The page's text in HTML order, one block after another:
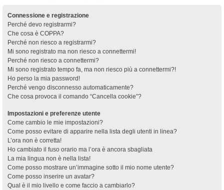
Connessione e registrazione
Perché devo registrarmi?
Che cosa è COPPA?
Perché non riesco a registrarmi?
Mi sono registrato ma non riesco a connettermi!
Perché non riesco a connettermi?
Mi sono registrato tempo fa, ma non riesco più a connettermi?!
Ho perso la mia password!
Perché vengo disconnesso automaticamente?
Che cosa provoca il comando “Cancella cookie”?
Impostazioni e preferenze utente
Come cambio le mie impostazioni?
Come posso evitare di apparire nella lista degli utenti in linea?
L’ora non è corretta!
Ho cambiato il fuso orario ma l’ora è ancora sbagliata
La mia lingua non è nella lista!
Come posso mostrare un’immagine sotto il mio nome utente?
Come posso inserire un avatar?
Qual è il mio livello e come faccio a cambiarlo?